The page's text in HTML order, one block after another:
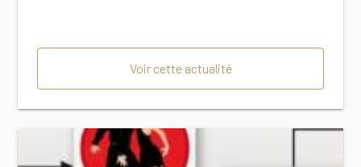
Voir cette actualité